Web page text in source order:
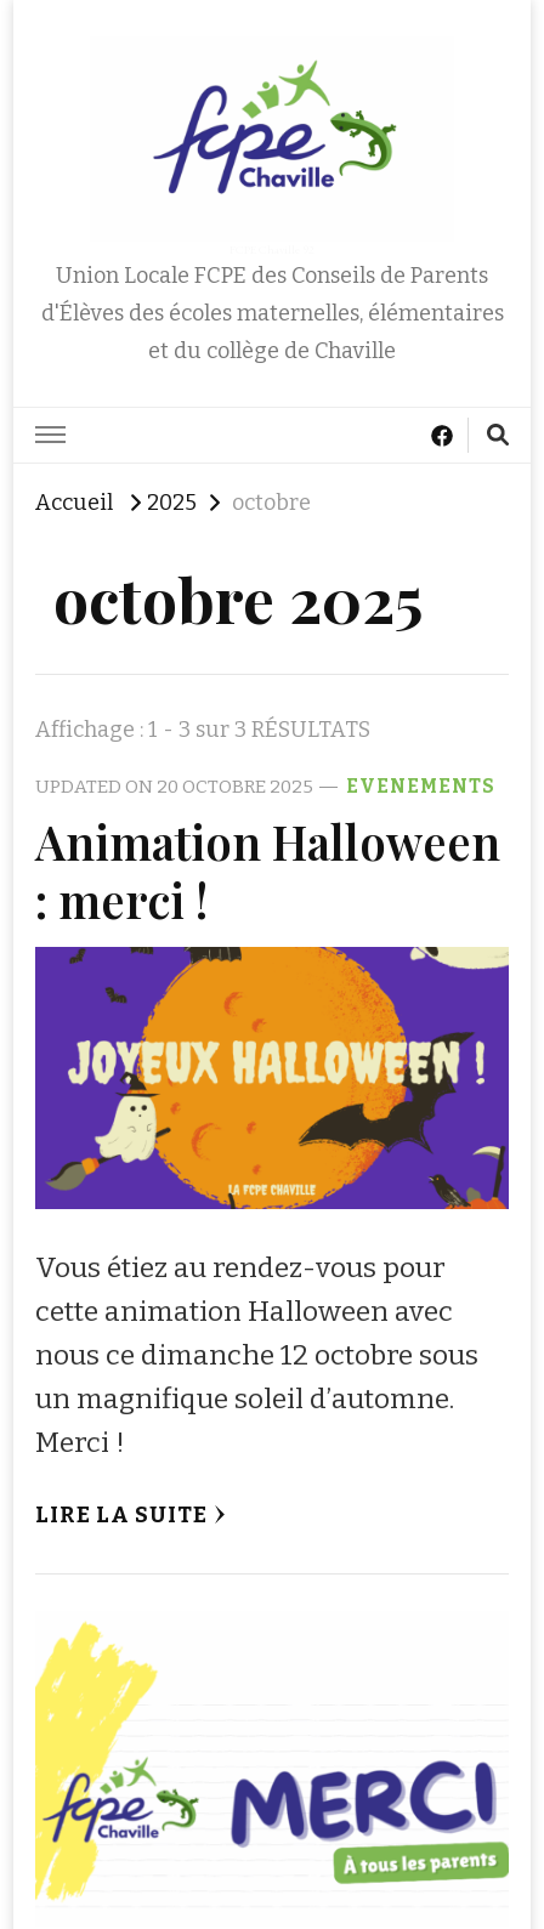
Union Locale FCPE des Conseils de Parents
d'Élèves des écoles maternelles, élémentaires
et du collège de Chaville
Accueil 2025 octobre
octobre 2025
Affichage : 1 - 3 sur 3 RÉSULTATS
UPDATED ON 20 OCTOBRE 2025 EVENEMENTS
Animation Halloween
: merci !
Vous étiez au rendez-vous pour
cette animation Halloween avec
nous ce dimanche 12 octobre sous
un magnifique soleil d’automne.
Merci !
LIRE LA SUITE